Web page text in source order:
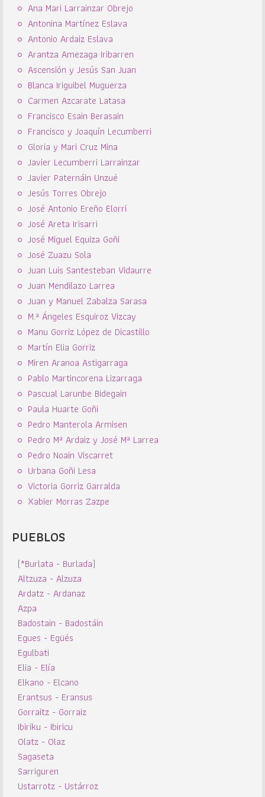
Ana Mari Larrainzar Obrejo
Antonina Martínez Eslava
Antonio Ardaiz Eslava
Arantza Amezaga Iribarren
Ascensión y Jesús San Juan
Blanca Iriguibel Muguerza
Carmen Azcarate Latasa
Francisco Esain Berasain
Francisco y Joaquín Lecumberri
Gloria y Mari Cruz Mina
Javier Lecumberri Larrainzar
Javier Paternáin Unzué
Jesús Torres Obrejo
José Antonio Ereño Elorri
José Areta Irisarri
José Miguel Equiza Goñi
José Zuazu Sola
Juan Luis Santesteban Vidaurre
Juan Mendilazo Larrea
Juan y Manuel Zabalza Sarasa
M.ª Ángeles Esquiroz Vizcay
Manu Gorriz López de Dicastillo
Martín Elia Gorriz
Miren Aranoa Astigarraga
Pablo Martincorena Lizarraga
Pascual Larunbe Bidegain
Paula Huarte Goñi
Pedro Manterola Armisen
Pedro Mª Ardaiz y José Mª Larrea
Pedro Noain Viscarret
Urbana Goñi Lesa
Victoria Gorriz Garralda
Xabier Morras Zazpe
PUEBLOS
(*Burlata - Burlada)
Altzuza - Alzuza
Ardatz - Ardanaz
Azpa
Badostain - Badostáin
Egues - Egüés
Egulbati
Elia - Elía
Elkano - Elcano
Erantsus - Eransus
Gorraitz - Gorraiz
Ibiriku - Ibiricu
Olatz - Olaz
Sagaseta
Sarriguren
Ustarrotz - Ustárroz